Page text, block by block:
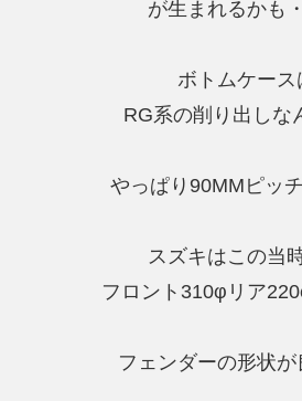
が生まれるかも
ボトムケース
RG系の削り出しな
やっぱり90MMピッ
スズキはこの当
フロント310φリア
フェンダーの形状が